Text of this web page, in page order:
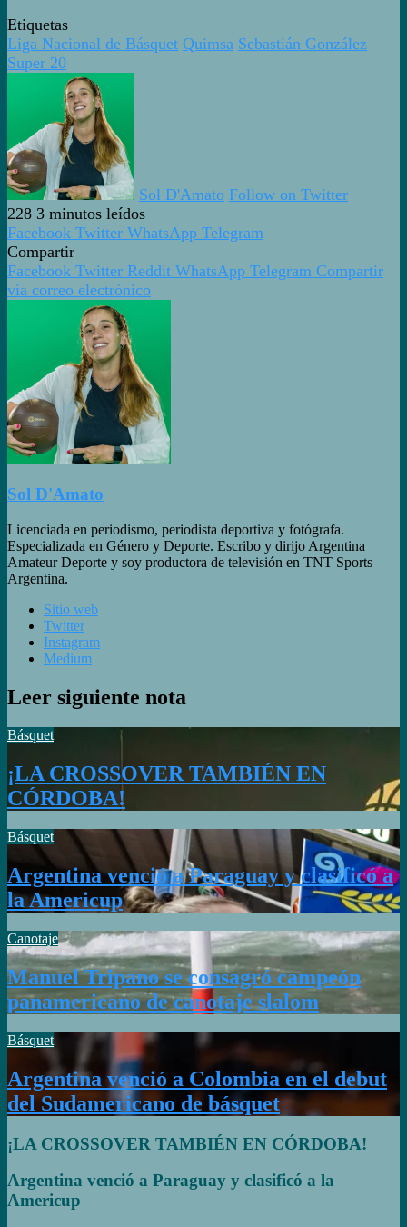
Etiquetas
Liga Nacional de Básquet Quimsa Sebastián González
Super 20
Sol D'Amato Follow on Twitter
228 3 minutos leídos
Facebook Twitter WhatsApp Telegram
Compartir
Facebook Twitter Reddit WhatsApp Telegram Compartir
vía correo electrónico
Sol D'Amato
Licenciada en periodismo, periodista deportiva y fotógrafa.
Especializada en Género y Deporte. Escribo y dirijo Argentina
Amateur Deporte y soy productora de televisión en TNT Sports
Argentina.
Sitio web
Twitter
Instagram
Medium
Leer siguiente nota
Básquet
¡LA CROSSOVER TAMBIÉN EN
CÓRDOBA!
Básquet
Argentina venció a Paraguay y clasificó a
la Americup
Canotaje
Manuel Tripano se consagró campeón
panamericano de canotaje slalom
Básquet
Argentina venció a Colombia en el debut
del Sudamericano de básquet
¡LA CROSSOVER TAMBIÉN EN CÓRDOBA!
Argentina venció a Paraguay y clasificó a la
Americup